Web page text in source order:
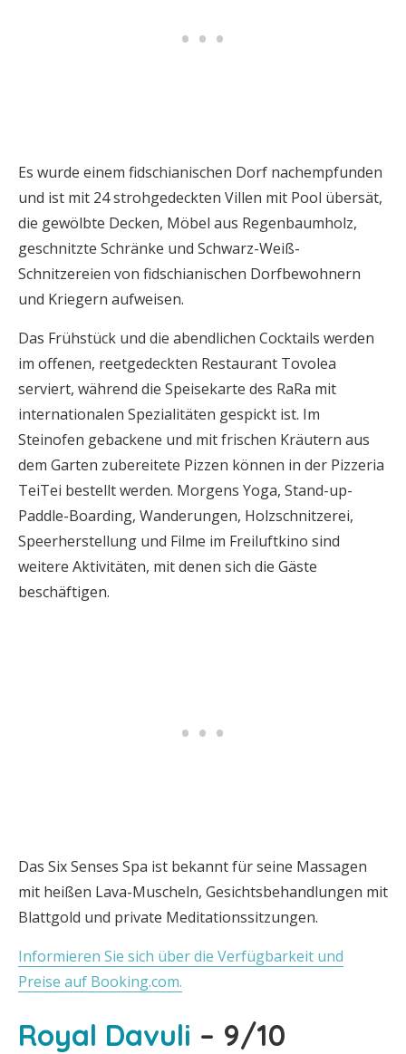
Es wurde einem fidschianischen Dorf nachempfunden
und ist mit 24 strohgedeckten Villen mit Pool übersät,
die gewölbte Decken, Möbel aus Regenbaumholz,
geschnitzte Schränke und Schwarz-Weiß-
Schnitzereien von fidschianischen Dorfbewohnern
und Kriegern aufweisen.
Das Frühstück und die abendlichen Cocktails werden
im offenen, reetgedeckten Restaurant Tovolea
serviert, während die Speisekarte des RaRa mit
internationalen Spezialitäten gespickt ist. Im
Steinofen gebackene und mit frischen Kräutern aus
dem Garten zubereitete Pizzen können in der Pizzeria
TeiTei bestellt werden. Morgens Yoga, Stand-up-
Paddle-Boarding, Wanderungen, Holzschnitzerei,
Speerherstellung und Filme im Freiluftkino sind
weitere Aktivitäten, mit denen sich die Gäste
beschäftigen.
Das Six Senses Spa ist bekannt für seine Massagen
mit heißen Lava-Muscheln, Gesichtsbehandlungen mit
Blattgold und private Meditationssitzungen.
Informieren Sie sich über die Verfügbarkeit und
Preise auf Booking.com.
Royal Davuli – 9/10